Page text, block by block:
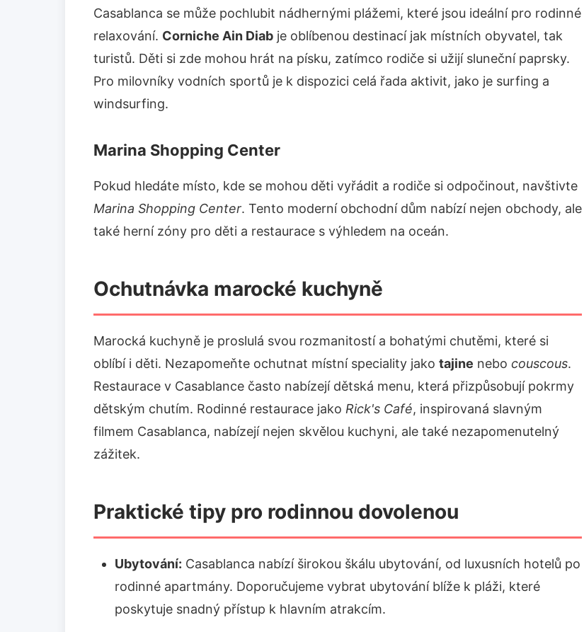
Casablanca se může pochlubit nádhernými plážemi, které jsou ideální pro rodinné
relaxování. Corniche Ain Diab je oblíbenou destinací jak místních obyvatel, tak
turistů. Děti si zde mohou hrát na písku, zatímco rodiče si užijí sluneční paprsky.
Pro milovníky vodních sportů je k dispozici celá řada aktivit, jako je surfing a
windsurfing.
Marina Shopping Center
Pokud hledáte místo, kde se mohou děti vyřádit a rodiče si odpočinout, navštivte
Marina Shopping Center. Tento moderní obchodní dům nabízí nejen obchody, ale
také herní zóny pro děti a restaurace s výhledem na oceán.
Ochutnávka marocké kuchyně
Marocká kuchyně je proslulá svou rozmanitostí a bohatými chutěmi, které si
oblíbí i děti. Nezapomeňte ochutnat místní speciality jako tajine nebo couscous.
Restaurace v Casablance často nabízejí dětská menu, která přizpůsobují pokrmy
dětským chutím. Rodinné restaurace jako Rick's Café, inspirovaná slavným
filmem Casablanca, nabízejí nejen skvělou kuchyni, ale také nezapomenutelný
zážitek.
Praktické tipy pro rodinnou dovolenou
Ubytování: Casablanca nabízí širokou škálu ubytování, od luxusních hotelů po
rodinné apartmány. Doporučujeme vybrat ubytování blíže k pláži, které
poskytuje snadný přístup k hlavním atrakcím.